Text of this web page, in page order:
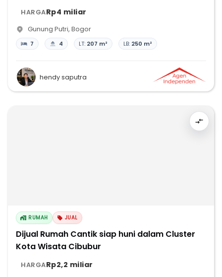
HARGARp4 miliar
Gunung Putri, Bogor
7 4 LT: 207 m² LB: 250 m²
hendy saputra
RUMAH JUAL
Dijual Rumah Cantik siap huni dalam Cluster
Kota Wisata Cibubur
HARGARp2,2 miliar